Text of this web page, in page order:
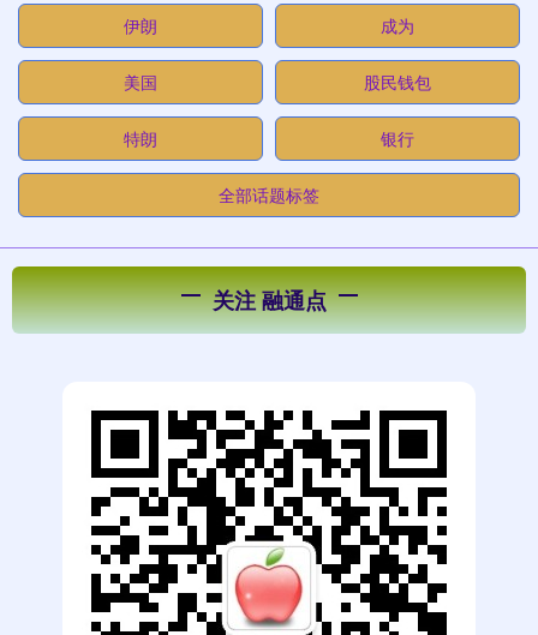
伊朗 成为
美国 股民钱包
特朗 银行
全部话题标签
关注 融通点